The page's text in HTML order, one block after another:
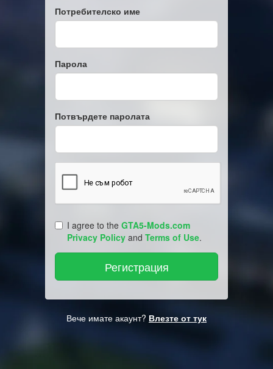
Потребителско име
Парола
Потвърдете паролата
I agree to the GTA5-Mods.com
Privacy Policy and Terms of Use.
Вече имате акаунт? Влезте от тук